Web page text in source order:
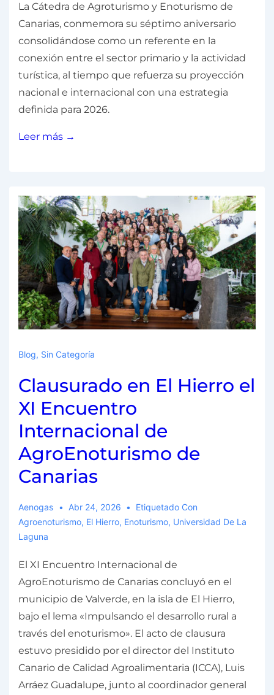
La Cátedra de Agroturismo y Enoturismo de
Canarias, conmemora su séptimo aniversario
consolidándose como un referente en la
conexión entre el sector primario y la actividad
turística, al tiempo que refuerza su proyección
nacional e internacional con una estrategia
definida para 2026.
Leer más →
Blog, Sin Categoría
Clausurado en El Hierro el
XI Encuentro
Internacional de
AgroEnoturismo de
Canarias
Aenogas Abr 24, 2026
Etiquetado Con
Agroenoturismo, El Hierro, Enoturismo, Universidad De La
Laguna
El XI Encuentro Internacional de
AgroEnoturismo de Canarias concluyó en el
municipio de Valverde, en la isla de El Hierro,
bajo el lema «Impulsando el desarrollo rural a
través del enoturismo». El acto de clausura
estuvo presidido por el director del Instituto
Canario de Calidad Agroalimentaria (ICCA), Luis
Arráez Guadalupe, junto al coordinador general